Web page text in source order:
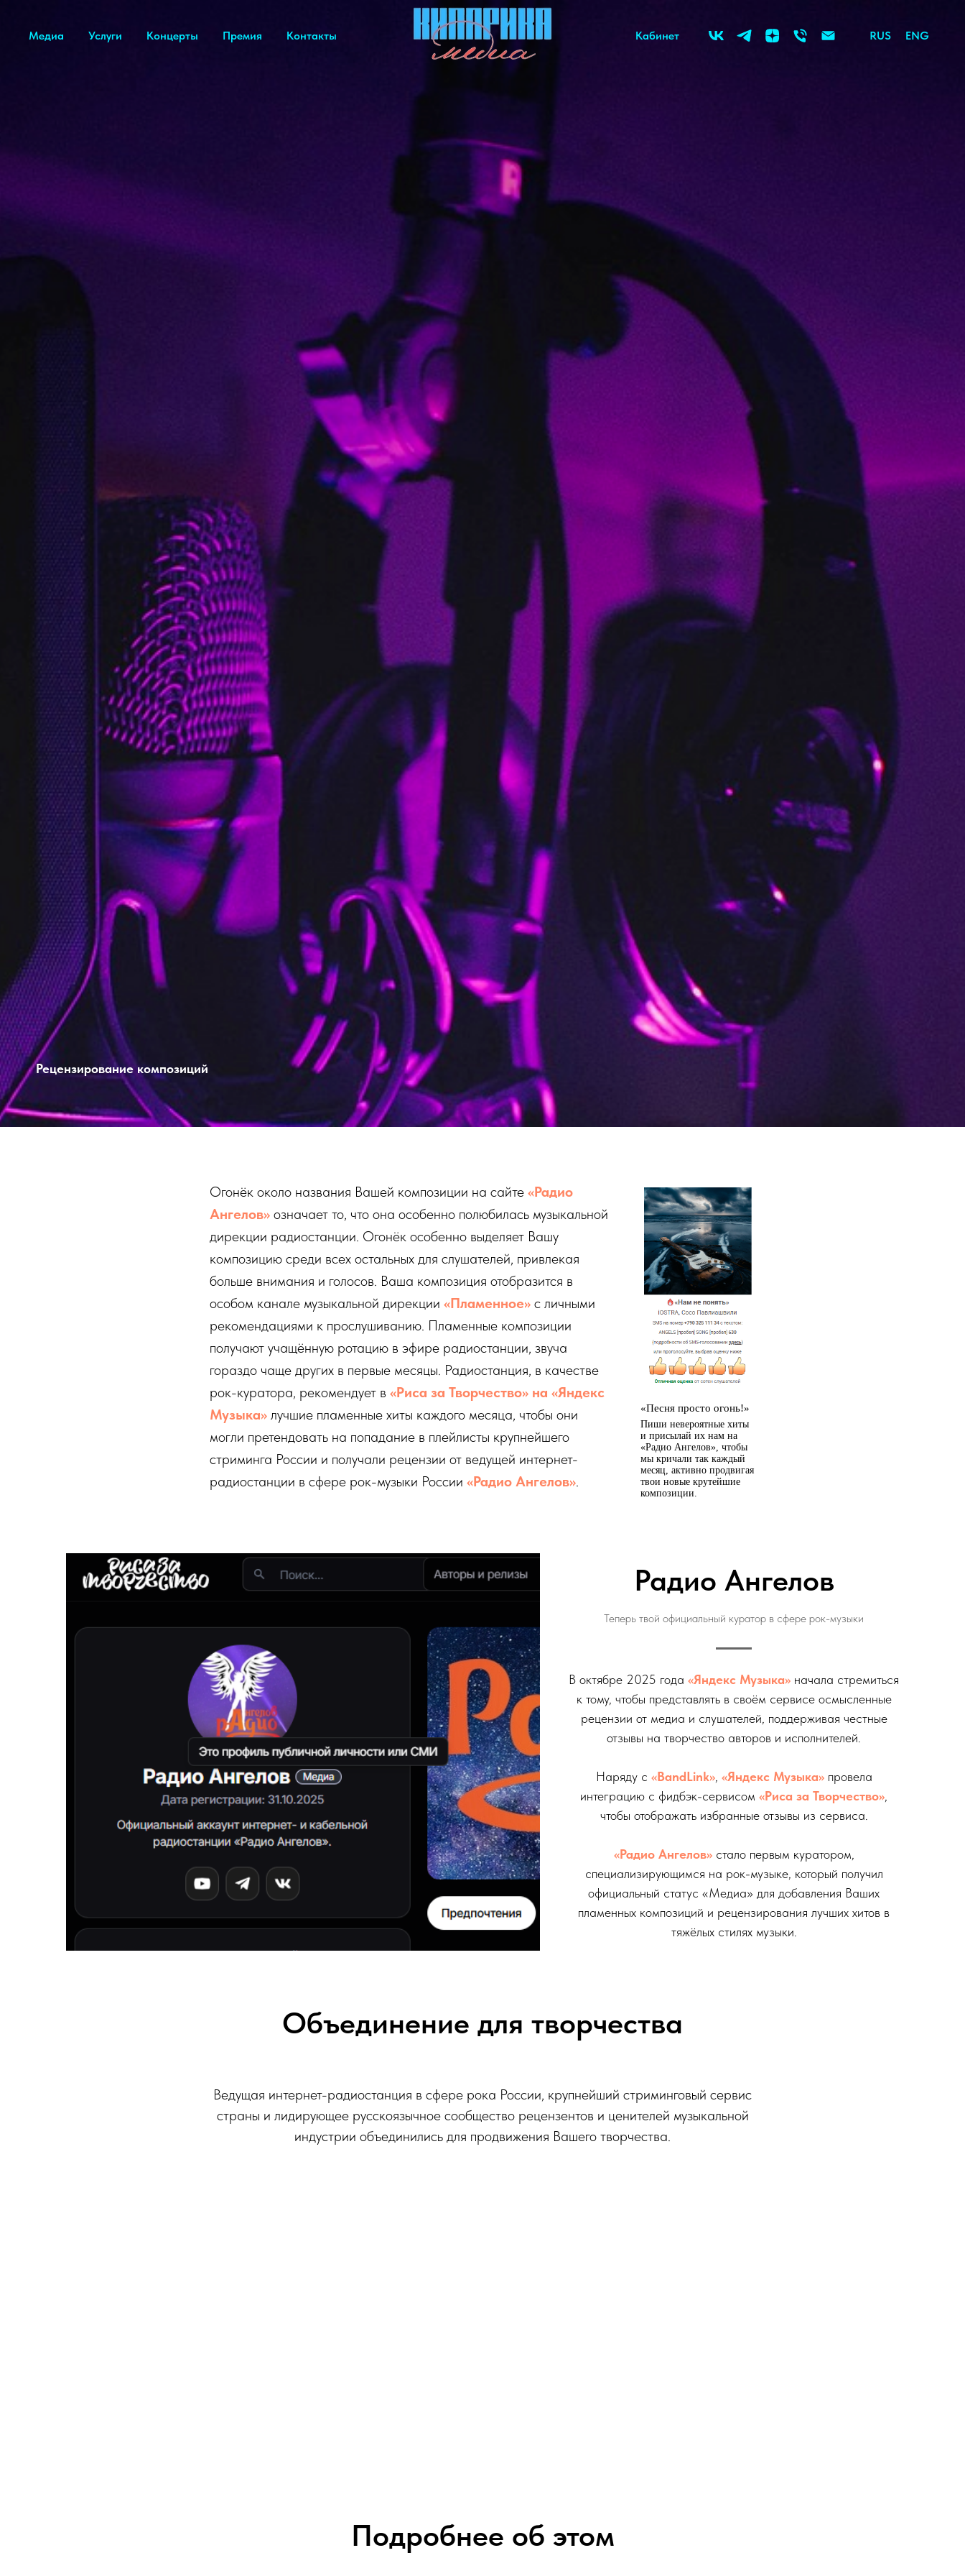
Медиа Услуги Концерты Премия Контакты Кабинет RUS ENG
Рецензирование композиций
Огонёк около названия Вашей композиции на сайте «Радио
Ангелов» означает то, что она особенно полюбилась музыкальной
дирекции радиостанции. Огонёк особенно выделяет Вашу
композицию среди всех остальных для слушателей, привлекая
больше внимания и голосов. Ваша композиция отобразится в
особом канале музыкальной дирекции «Пламенное» с личными
рекомендациями к прослушиванию. Пламенные композиции
получают учащённую ротацию в эфире радиостанции, звуча
гораздо чаще других в первые месяцы. Радиостанция, в качестве
рок-куратора, рекомендует в «Риса за Творчество» на «Яндекс
Музыка» лучшие пламенные хиты каждого месяца, чтобы они
могли претендовать на попадание в плейлисты крупнейшего
стриминга России и получали рецензии от ведущей интернет-
радиостанции в сфере рок-музыки России «Радио Ангелов».
«Песня просто огонь!»
Пиши невероятные хиты
и присылай их нам на
«Радио Ангелов», чтобы
мы кричали так каждый
месяц, активно продвигая
твои новые крутейшие
композиции.
Радио Ангелов
Теперь твой официальный куратор в сфере рок-музыки
В октябре 2025 года «Яндекс Музыка» начала стремиться
к тому, чтобы представлять в своём сервисе осмысленные
рецензии от медиа и слушателей, поддерживая честные
отзывы на творчество авторов и исполнителей.
Наряду с «BandLink», «Яндекс Музыка»провела
интеграцию с фидбэк-сервисом «Риса за Творчество»,
чтобы отображать избранные отзывы из сервиса.
«Радио Ангелов»стало первым куратором,
специализирующимся на рок-музыке, который получил
официальный статус «Медиа» для добавления Ваших
пламенных композиций и рецензирования лучших хитов в
тяжёлых стилях музыки.
Объединение для творчества
Ведущая интернет-радиостанция в сфере рока России, крупнейший стриминговый сервис
страны и лидирующее русскоязычное сообщество рецензентов и ценителей музыкальной
индустрии объединились для продвижения Вашего творчества.
Подробнее об этом